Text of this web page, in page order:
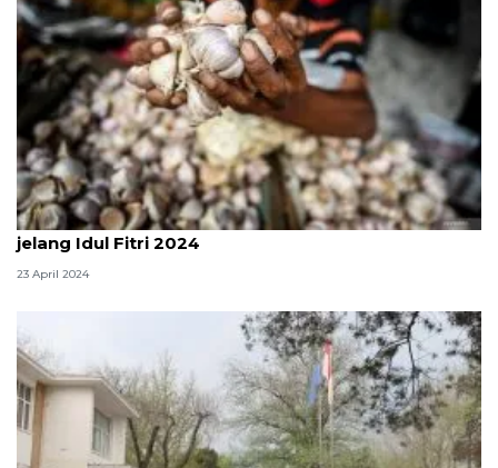
Impor sayuran dari China meningkat pada periode
jelang Idul Fitri 2024
23 April 2024